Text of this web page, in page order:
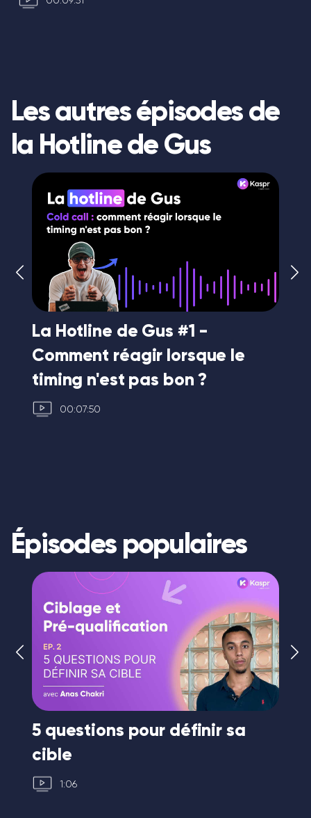
Les autres épisodes de
la Hotline de Gus
La Hotline de Gus #1 -
Comment réagir lorsque le
timing n'est pas bon ?
00:07:50
Épisodes populaires
5 questions pour définir sa
cible
1:06